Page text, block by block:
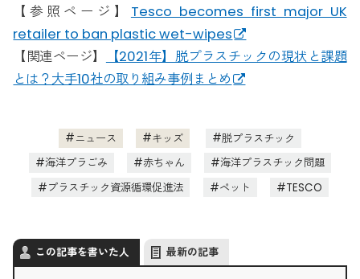
【参照ページ】 Tesco becomes first major UK
retailer to ban plastic wet-wipes
【関連ページ】
【2021年】脱プラスチックの現状と課題
とは？大手10社の取り組み事例まとめ
ニュース キッズ
脱プラスチック
海洋プラごみ
赤ちゃん
海洋プラスチック問題
プラスチック資源循環促進法
ペット TESCO
この記事を書いた人 最新の記事